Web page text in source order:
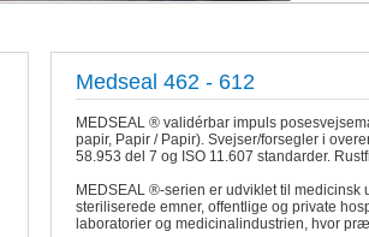
Medseal 462 - 612
MEDSEAL ® validérbar impuls
papir, Papir / Papir). Svejser/forsegler i
58.953 del 7 og ISO 11.607 standarder.
MEDSEAL ®-serien er udviklet til medicinsk
steriliserede emner, offentlige og private
laboratorier og medicinalindustrien, hvor